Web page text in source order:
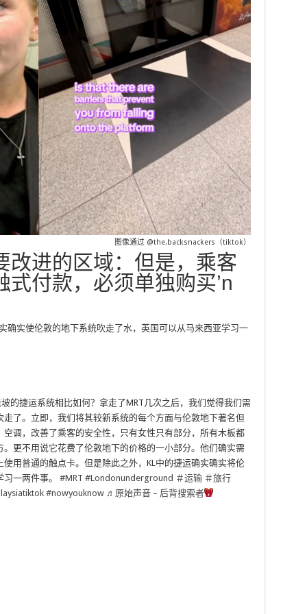
图像通过 @the.backsnackers（tiktok）
改进的区域：但是，乘客
付款，必须单独购买’n
确实使伦敦的地下系统吹走了水，英国可以从马来西亚学习一
的捷运系统相比如何？拿走了MRT几次之后，我们觉得我们需
了。立即，我们将其较新系统的每个方面与伦敦地下著名但
调，改善了乘客的安全性，只有女性只有部分，所有木板都
更不用说它花费了伦敦地下的价格的一小部分。他们确实需
用普通的触点卡。但是除此之外，KL中的捷运确实确实将伦
一两件事。 #MRT #Londonunderground ＃运输 ＃旅行
#nowyouknow ♬原始声音 – 后背搜索者